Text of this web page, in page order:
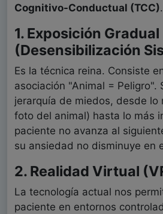
Cognitivo-Conductual (TCC).
1. Exposición Gradual
(Desensibilización
Es la técnica reina. Consiste
asociación "Animal = Peligro".
jerarquía de miedos, desde lo
foto del animal) hasta lo más
paciente no avanza al
su ansiedad no disminuye en
2. Realidad Virtual
La tecnología actual nos
paciente en entornos